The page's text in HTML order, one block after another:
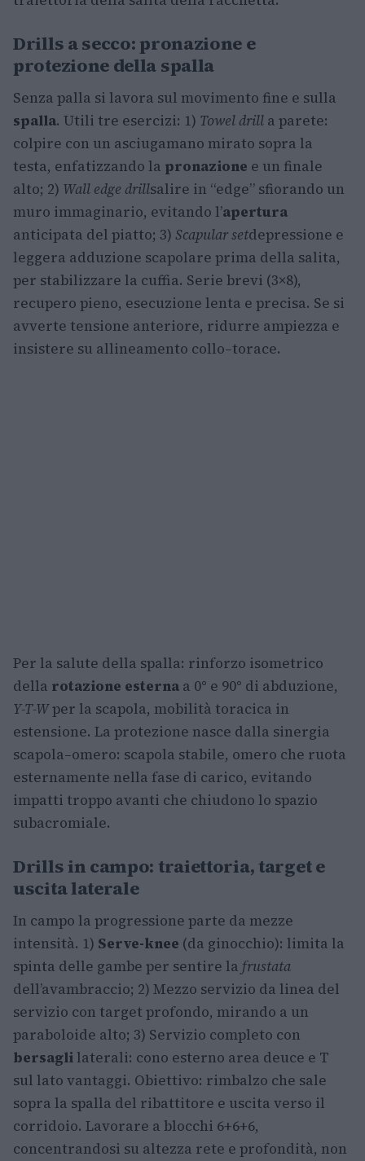
Drills a secco: pronazione e
protezione della spalla
Senza palla si lavora sul movimento fine e sulla
spalla. Utili tre esercizi: 1) Towel drill a parete:
colpire con un asciugamano mirato sopra la
testa, enfatizzando la pronazione e un finale
alto; 2) Wall edge drillsalire in “edge” sfiorando un
muro immaginario, evitando l’apertura
anticipata del piatto; 3) Scapular setdepressione e
leggera adduzione scapolare prima della salita,
per stabilizzare la cuffia. Serie brevi (3×8),
recupero pieno, esecuzione lenta e precisa. Se si
avverte tensione anteriore, ridurre ampiezza e
insistere su allineamento collo–torace.
Per la salute della spalla: rinforzo isometrico
della rotazione esterna a 0° e 90° di abduzione,
Y-T-Wper la scapola, mobilità toracica in
estensione. La protezione nasce dalla sinergia
scapola–omero: scapola stabile, omero che ruota
esternamente nella fase di carico, evitando
impatti troppo avanti che chiudono lo spazio
subacromiale.
Drills in campo: traiettoria, target e
uscita laterale
In campo la progressione parte da mezze
intensità. 1) Serve-knee (da ginocchio): limita la
spinta delle gambe per sentire la frustata
dell’avambraccio; 2) Mezzo servizio da linea del
servizio con target profondo, mirando a un
paraboloide alto; 3) Servizio completo con
bersagli laterali: cono esterno area deuce e T
sul lato vantaggi. Obiettivo: rimbalzo che sale
sopra la spalla del ribattitore e uscita verso il
corridoio. Lavorare a blocchi 6+6+6,
concentrandosi su altezza rete e profondità, non